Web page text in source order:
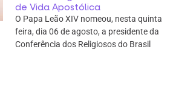
de Vida Apostólica
O Papa Leão XIV nomeou, nesta quinta
feira, dia 06 de agosto, a presidente da
Conferência dos Religiosos do Brasil